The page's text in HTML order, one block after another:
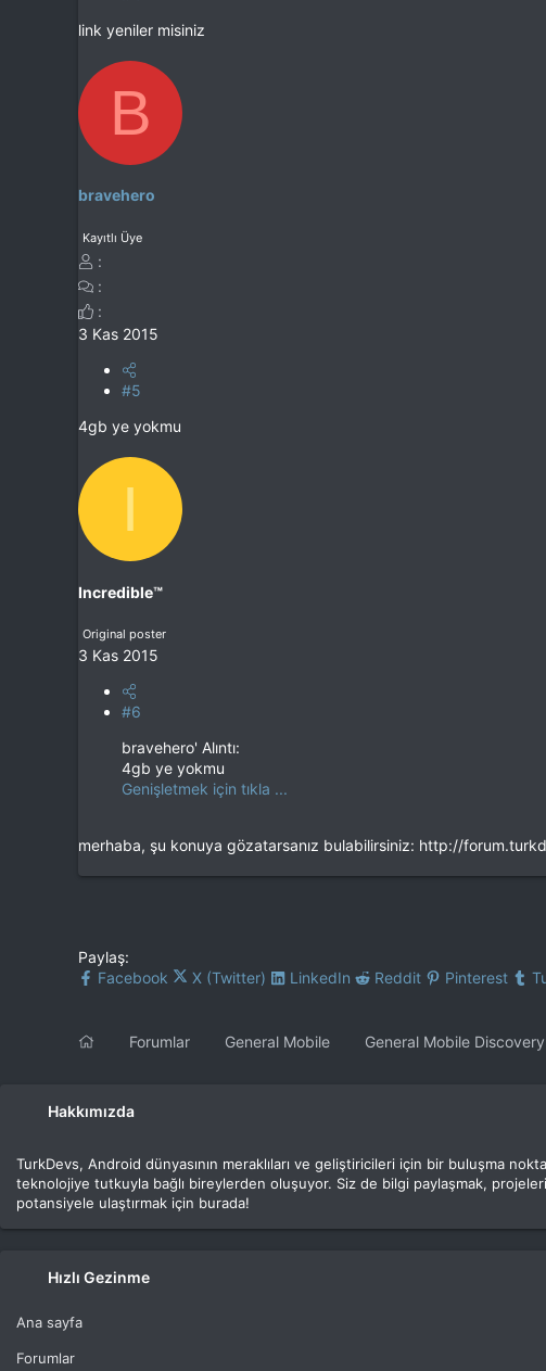
link yeniler misiniz
B
bravehero
Kayıtlı Üye
3 Kas 2015
#5
4gb ye yokmu
I
Incredible™
Original poster
3 Kas 2015
#6
bravehero' Alıntı:
4gb ye yokmu
Genişletmek için tıkla ...
merhaba, şu konuya gözatarsanız bulabilirsiniz: http://
Paylaş:
Facebook
X (Twitter) LinkedIn Reddit Pinterest
Forumlar General Mobile General Mobile
Hakkımızda
TurkDevs, Android dünyasının meraklıları ve geliştiricileri için bir buluşma
teknolojiye tutkuyla bağlı bireylerden oluşuyor. Siz de bilgi paylaşmak,
potansiyele ulaştırmak için burada!
Hızlı Gezinme
Ana sayfa
Forumlar